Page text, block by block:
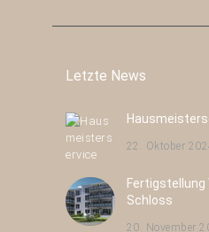
Letzte News
22. Oktober
Fertigstellung
Schloss
20. November